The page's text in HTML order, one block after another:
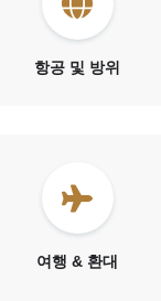
항공 및 방위
여행 & 환대